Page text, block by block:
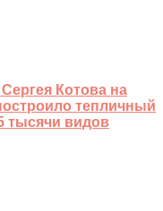
Котова на
тепличный
тысячи видов